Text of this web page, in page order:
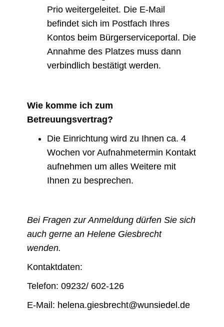
Prio weitergeleitet. Die E-Mail
befindet sich im Postfach Ihres
Kontos beim Bürgerserviceportal. Die
Annahme des Platzes muss dann
verbindlich bestätigt werden.
Wie komme ich zum
Betreuungsvertrag?
Die Einrichtung wird zu Ihnen ca. 4
Wochen vor Aufnahmetermin Kontakt
aufnehmen um alles Weitere mit
Ihnen zu besprechen.
Bei Fragen zur Anmeldung dürfen Sie sich
auch gerne an Helene Giesbrecht
wenden.
Kontaktdaten:
Telefon: 09232/ 602-126
E-Mail: helena.giesbrecht@wunsiedel.de